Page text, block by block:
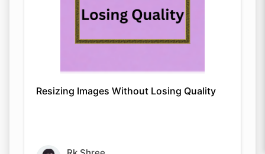
Resizing Images Without Losing Quality